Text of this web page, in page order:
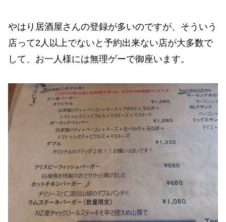
やはり居酒屋さんの登録が多いのですが、そういう
店って2人以上でないと予約出来ない店が大多数で
して、お一人様には無理ゲーで御座います。